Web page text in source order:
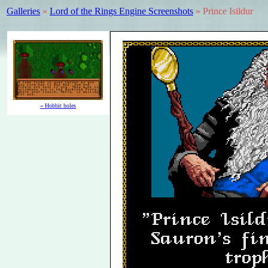
Galleries » Lord of the Rings Engine Screenshots » Prince Isildur
« Hobbit holes